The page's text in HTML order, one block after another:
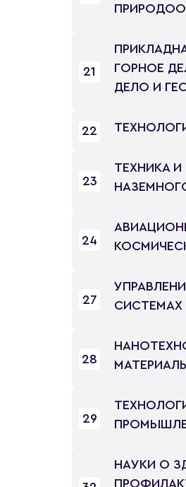
21
ГОРНОЕ
ДЕЛО И
22
23
ТЕХНИКА
24
27
СИСТЕМАХ
28
29
НАУКИ О